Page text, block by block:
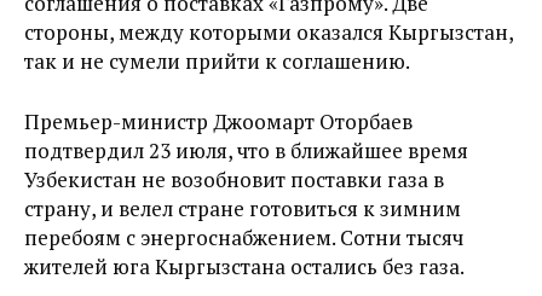
стороны, между которыми оказался Кыргызстан,
так и не сумели прийти к соглашению.
Премьер-министр Джоомарт Оторбаев
подтвердил 23 июля, что в ближайшее время
Узбекистан не возобновит поставки газа в
страну, и велел стране готовиться к зимним
перебоям с энергоснабжением. Сотни тысяч
жителей юга Кыргызстана остались без газа.